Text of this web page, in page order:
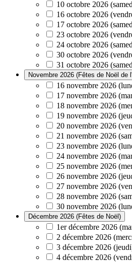
10 octobre 2026
16 octobre 2026
17 octobre 2026
23 octobre 2026
24 octobre 2026
30 octobre 2026
31 octobre 2026
Novembre 2026 (Fêtes de Noël de
16 novembre 2026
17 novembre 2026
18 novembre 2026
19 novembre 2026
20 novembre 2026
21 novembre 2026
23 novembre 2026
24 novembre 2026
25 novembre 2026
26 novembre 2026
27 novembre 2026
28 novembre 2026
30 novembre 2026
Décembre 2026 (Fêtes de Noël)
1er décembre 2026
2 décembre 2026
3 décembre 2026
4 décembre 2026